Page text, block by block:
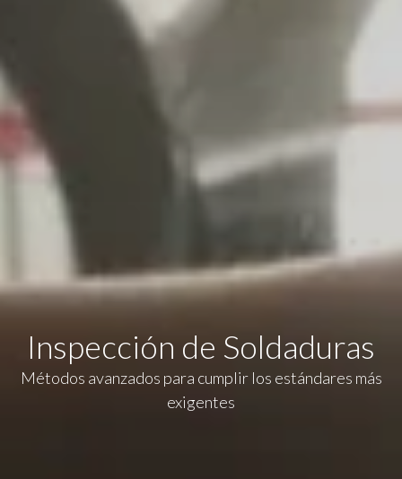
Inspección de Soldaduras
Métodos avanzados para cumplir los estándares más
exigentes